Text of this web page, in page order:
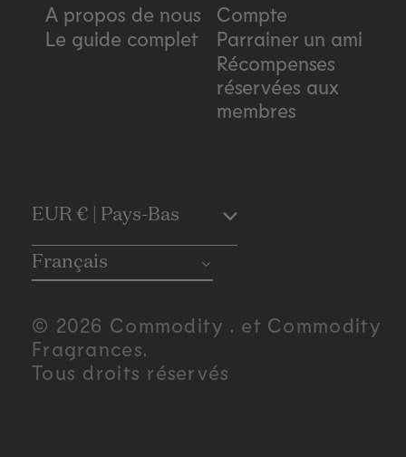
A propos de nous
Le guide complet
Compte
Parrainer un ami
Récompenses
réservées aux
membres
C
o
u
n
EUR € | Pays-Bas
Français
© 2026 Commodity . et Commodity
Fragrances.
Tous droits réservés